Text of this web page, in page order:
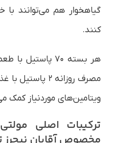
گیاهخوار هم می‌توانند با
کنند.
هر بسته ۷۰
مصرف روزانه ۲
ویتامین‌های موردنیاز کمک
ترکیبات اصلی